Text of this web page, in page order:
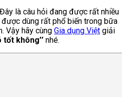
là câu hỏi đang được rất nhiều
dùng rất phổ biến trong bữa
Vậy hãy cùng Gia dụng Việt giải
không’’ nhé.